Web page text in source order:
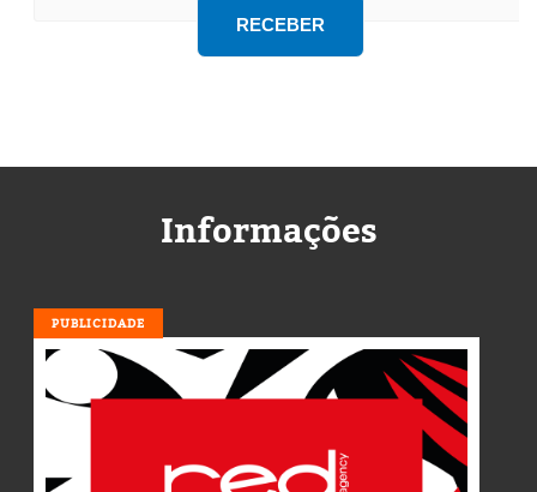
Informações
PUBLICIDADE